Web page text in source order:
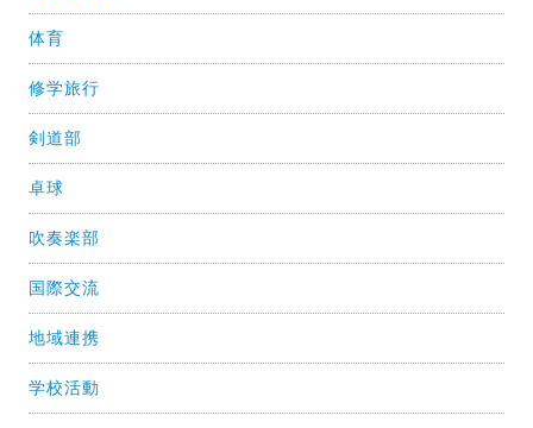
体育
修学旅行
剣道部
卓球
吹奏楽部
国際交流
地域連携
学校活動